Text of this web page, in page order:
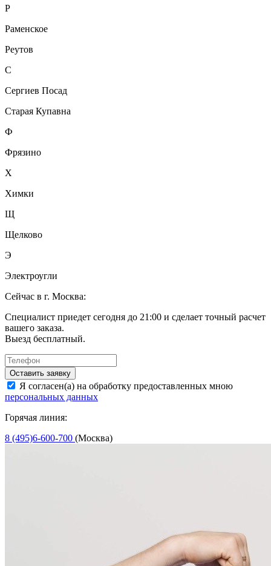
Р
Раменское
Реутов
С
Сергиев Посад
Старая Купавна
Ф
Фрязино
Х
Химки
Щ
Щелково
Э
Электроугли
Сейчас в г. Москва:
Специалист приедет сегодня до 21:00 и сделает точный расчет
вашего заказа.
Выезд бесплатный.
Оставить заявку
Я согласен(а) на обработку предоставленных мною
персональных данных
Горячая линия:
8 (495)6-600-700 (Москва)